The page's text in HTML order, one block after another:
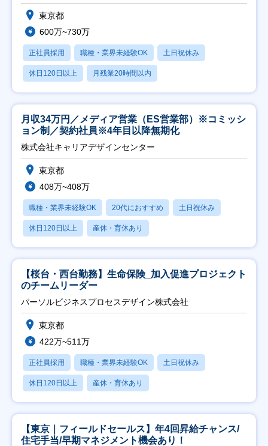
東京都
600万~730万
正社員採用 職種・業界未経験OK 土日祝休み
休日120日以上 月残業20時間以内
月収34万円／メディア営業（ES営業部）※コミッシ
ョン制／契約社員※4年目以降無期化
株式会社キャリアデザインセンター
東京都
408万~408万
職種・業界未経験OK 20代におすすめ 土日祝休み
休日120日以上 産休・育休あり
【桜台・西台勤務】生命保険_加入促進プロジェクト
のチームリーダー
パーソルビジネスプロセスデザイン株式会社
東京都
422万~511万
正社員採用 職種・業界未経験OK 土日祝休み
休日120日以上 産休・育休あり
【東京｜フィールドセールス】年4回昇給チャンス/
住宅手当/早期マネジメント機会あり！